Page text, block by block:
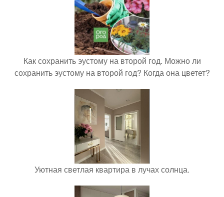
Как сохранить эустому на второй год. Можно ли
сохранить эустому на второй год? Когда она цветет?
Уютная светлая квартира в лучах солнца.